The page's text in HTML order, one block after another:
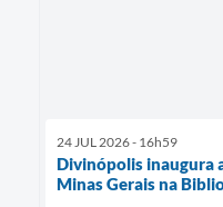
24 JUL 2026 - 16h59
Divinópolis inaugura
Minas Gerais na